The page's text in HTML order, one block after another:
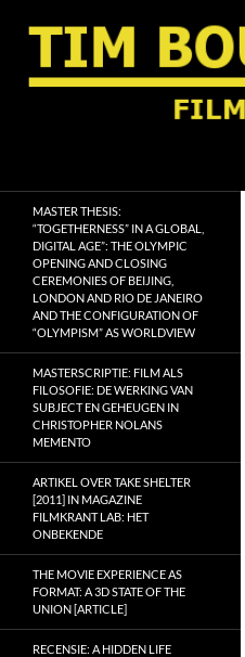
naar
inhoud
geschiedenis
MASTER THESIS:
“TOGETHERNESS” IN A GLOBAL,
DIGITAL AGE”: THE OLYMPIC
OPENING AND CLOSING
CEREMONIES OF BEIJING,
LONDON AND RIO DE JANEIRO
AND THE CONFIGURATION OF
“OLYMPISM” AS WORLDVIEW
MASTERSCRIPTIE: FILM ALS
FILOSOFIE: DE WERKING VAN
SUBJECT EN GEHEUGEN IN
CHRISTOPHER NOLANS
MEMENTO
ARTIKEL OVER TAKE SHELTER
[2011] IN MAGAZINE
FILMKRANT LAB: HET
ONBEKENDE
THE MOVIE EXPERIENCE AS
FORMAT: A 3D STATE OF THE
UNION [ARTICLE]
RECENSIE: A HIDDEN LIFE